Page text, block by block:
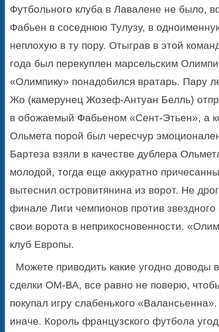
Футбольного клуба в Лавалене не было,
Фабьен в соседнюю Тулузу, в
неплохую в ту пору. Отыграв в этой
года был перекуплен марсельским
«Олимпику» понадобился вратарь. Пару
Жо (камерунец Жозеф-Антуан Белль)
в обожаемый Фабьеном «Сент-Этьен», а
Ольмета порой был чересчур
Бартеза взяли в качестве дублера
молодой, тогда еще аккуратно
вытеснил островитянина из ворот. Не
финале Лиги чемпионов против
свои ворота в неприкосновенности.
клуб Европы.
Можете приводить какие угодно доводы
сделки ОМ-ВА, все равно не поверю,
покупал игру слабенького
иначе. Король французского футбола